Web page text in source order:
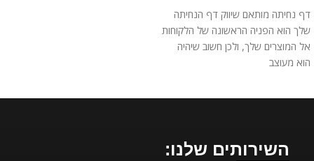
דף נחיתה מותאם שיווק דף הנחיתה
שלך הוא הפניה הראשונה של הלקוחות
אל המוצרים שלך, ולכן חשוב שיהיה
הוא מעוצב
השירותים שלנו: